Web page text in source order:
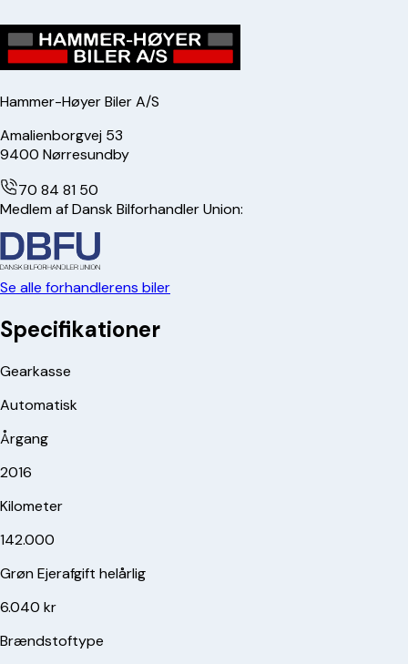
Hammer-Høyer Biler A/S
Amalienborgvej 53
9400 Nørresundby
70 84 81 50
Medlem af Dansk Bilforhandler Union:
Se alle forhandlerens biler
Specifikationer
Gearkasse
Automatisk
Årgang
2016
Kilometer
142.000
Grøn Ejerafgift helårlig
6.040 kr
Brændstoftype